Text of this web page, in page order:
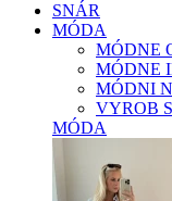
SNÁR
MÓDA
MÓDNE
MÓDNE
MÓDNI
VYROB
MÓDA